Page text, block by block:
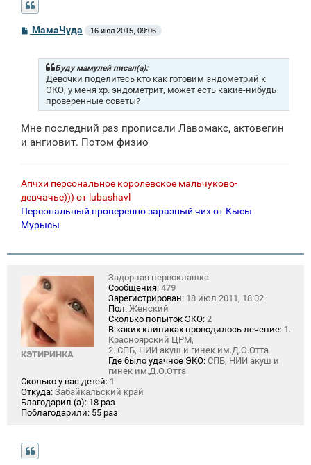
С
о
МамаЧуда 16 июл 2015, 09:06
Буду мамулей писал(а):
Девочки поделитесь кто как готовим эндометрий к
ЭКО, у меня хр. эндометрит, может есть какие-нибудь
проверенные советы?
Мне последний раз прописали Лавомакс, актовегин
и ангиовит. Потом физио
Апчхи персональное королевское мальчуково-
девчачье))) от lubashavl
Персональный проверенно заразный чих от Кысы
Мурысы
КЭТИРИНКА
Задорная первоклашка
Сообщения: 479
Зарегистрирован: 18 июл 2011, 18:02
Пол: Женский
Сколько попыток ЭКО: 2
В каких клиниках проводилось лечение: 1.
Красноярский ЦРМ,
2. СПБ, НИИ акуш и гинек им.Д.О.Отта
Где было удачное ЭКО: СПБ, НИИ акуш и
гинек им.Д.О.Отта
Сколько у вас детей: 1
Откуда: Забайкальский край
Благодарил (а): 18 раз
Поблагодарили: 55 раз